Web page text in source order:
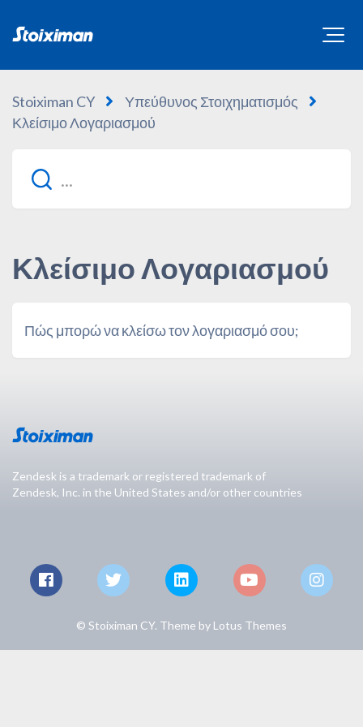
Stoiximan CY
Υπεύθυνος Στοιχηματισμός
Κλείσιμο Λογαριασμού
Κλείσιμο Λογαριασμού
Πώς μπορώ να κλείσω τον λογαριασμό σου;
Zendesk is a trademark or registered trademark of
Zendesk, Inc. in the United States and/or other countries
© Stoiximan CY. Theme by Lotus Themes